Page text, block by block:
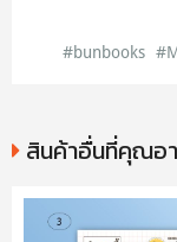
#bunbooks
สินค้าอื่นที่คุณอ